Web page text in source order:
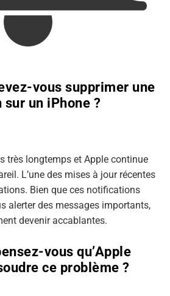
vous supprimer une
un iPhone ?
très longtemps et Apple continue
L’une des mises à jour récentes
Bien que ces notifications
alerter des messages importants,
devenir accablantes.
vous qu’Apple
ce problème ?